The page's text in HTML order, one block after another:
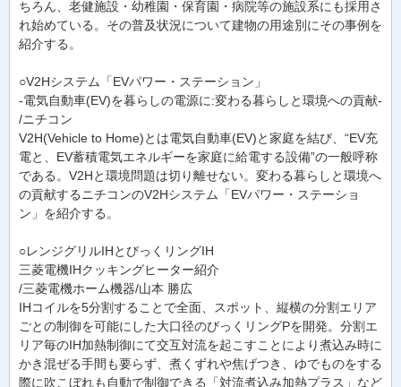
ちろん、老健施設・幼稚園・保育園・病院等の施設系にも採用さ
れ始めている。その普及状況について建物の用途別にその事例を
紹介する。
○V2Hシステム「EVパワー・ステーション」
-電気自動車(EV)を暮らしの電源に:変わる暮らしと環境への貢献-
/ニチコン
V2H(Vehicle to Home)とは電気自動車(EV)と家庭を結び、“EV充
電と、EV蓄積電気エネルギーを家庭に給電する設備”の一般呼称
である。V2Hと環境問題は切り離せない。変わる暮らしと環境へ
の貢献するニチコンのV2Hシステム「EVパワー・ステーショ
ン」を紹介する。
○レンジグリルIHとびっくリングIH
三菱電機IHクッキングヒーター紹介
/三菱電機ホーム機器/山本 勝広
IHコイルを5分割することで全面、スポット、縦横の分割エリア
ごとの制御を可能にした大口径のびっくリングPを開発。分割エ
リア毎のIH加熱制御にて交互対流を起こすことにより煮込み時に
かき混ぜる手間も要らず、煮くずれや焦げつき、ゆでものをする
際に吹こぼれも自動で制御できる「対流煮込み加熱プラス」など